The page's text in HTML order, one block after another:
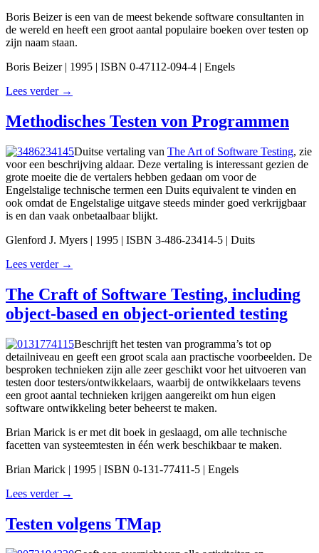
Boris Beizer is een van de meest bekende software consultanten in
de wereld en heeft een groot aantal populaire boeken over testen op
zijn naam staan.
Boris Beizer | 1995 | ISBN 0-47112-094-4 | Engels
Lees verder →
Methodisches Testen von Programmen
Duitse vertaling van The Art of Software Testing, zie
voor een beschrijving aldaar. Deze vertaling is interessant gezien de
grote moeite die de vertalers hebben gedaan om voor de
Engelstalige technische termen een Duits equivalent te vinden en
ook omdat de Engelstalige uitgave steeds minder goed verkrijgbaar
is en dan vaak onbetaalbaar blijkt.
Glenford J. Myers | 1995 | ISBN 3-486-23414-5 | Duits
Lees verder →
The Craft of Software Testing, including
object-based en object-oriented testing
Beschrijft het testen van programma’s tot op
detailniveau en geeft een groot scala aan practische voorbeelden. De
besproken technieken zijn alle zeer geschikt voor het uitvoeren van
testen door testers/ontwikkelaars, waarbij de ontwikkelaars tevens
een groot aantal technieken krijgen aangereikt om hun eigen
software ontwikkeling beter beheerst te maken.
Brian Marick is er met dit boek in geslaagd, om alle technische
facetten van systeemtesten in één werk beschikbaar te maken.
Brian Marick | 1995 | ISBN 0-131-77411-5 | Engels
Lees verder →
Testen volgens TMap